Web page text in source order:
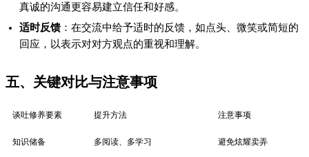
真诚的沟通更容易建立信任和好感。
适时反馈：在交流中给予适时的反馈，如点头、微笑或简短的
回应，以表示对对方观点的重视和理解。
五、关键对比与注意事项
谈吐修养要素 提升方法 注意事项
知识储备 多阅读、多学习 避免炫耀卖弄